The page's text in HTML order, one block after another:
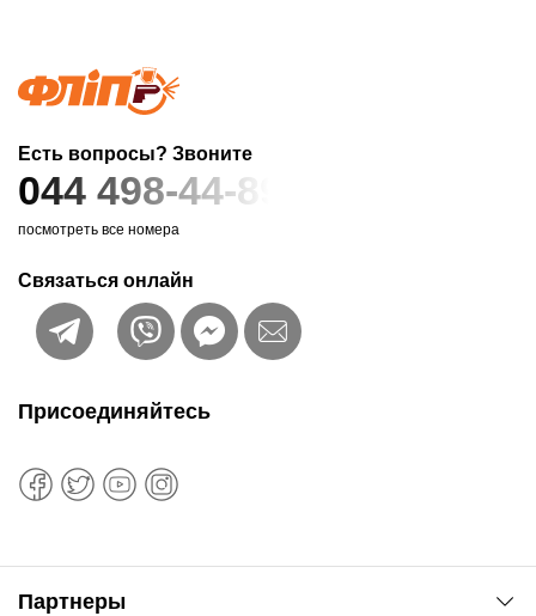
Есть вопросы? Звоните
044 498-44-89
посмотреть все номера
Связаться онлайн
Присоединяйтесь
Партнеры